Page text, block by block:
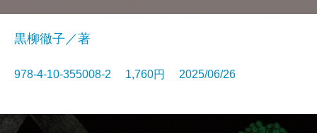
黒柳徹子／著
978-4-10-355008-2 1,760円 2025/06/26